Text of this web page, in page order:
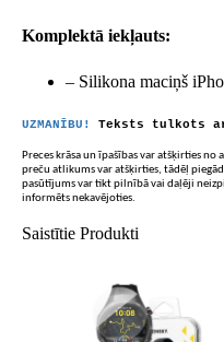
Komplektā iekļauts:
– Silikona maciņš
UZMANĪBU! Teksts tulkots
Preces krāsa un īpašības var atšķirties
preču atlikums var atšķirties, tādēļ
pasūtījums var tikt pilnībā vai daļēji
informēts nekavējoties.
Saistītie Produkti